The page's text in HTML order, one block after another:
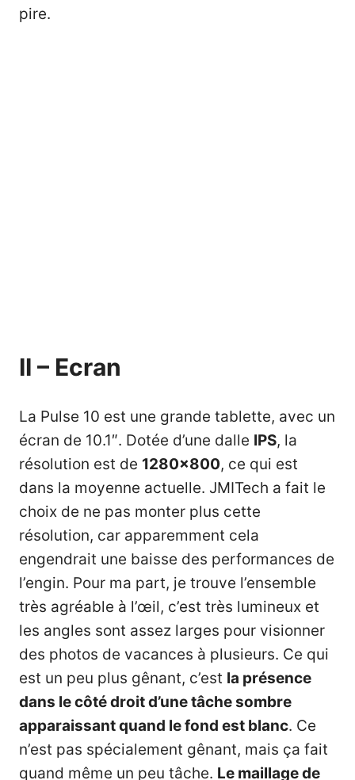
pire.
II – Ecran
La Pulse 10 est une grande tablette, avec un
écran de 10.1″. Dotée d’une dalle IPS, la
résolution est de 1280×800, ce qui est
dans la moyenne actuelle. JMITech a fait le
choix de ne pas monter plus cette
résolution, car apparemment cela
engendrait une baisse des performances de
l’engin. Pour ma part, je trouve l’ensemble
très agréable à l’œil, c’est très lumineux et
les angles sont assez larges pour visionner
des photos de vacances à plusieurs. Ce qui
est un peu plus gênant, c’est la présence
dans le côté droit d’une tâche sombre
apparaissant quand le fond est blanc. Ce
n’est pas spécialement gênant, mais ça fait
quand même un peu tâche. Le maillage de